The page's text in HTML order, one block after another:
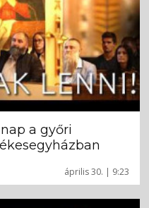
április 30. | 9:23
a győri